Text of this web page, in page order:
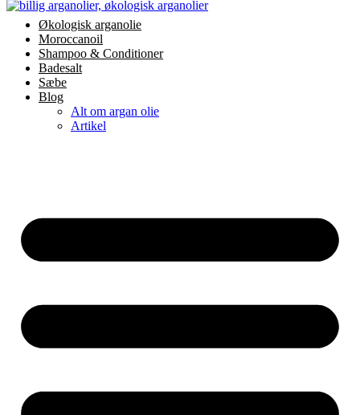
Videre
indhold
Økologisk arganolie
Moroccanoil
Shampoo & Conditioner
Badesalt
Sæbe
Blog
Alt om argan olie
Artikel